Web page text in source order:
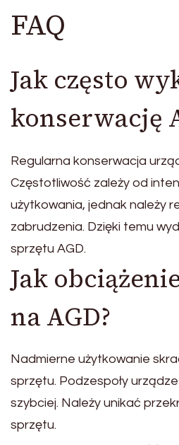
FAQ
Jak często
konserwację
Regularna konserwacja
Częstotliwość zależy od
użytkowania, jednak należy
zabrudzenia. Dzięki temu
sprzętu AGD.
Jak
na AGD?
Nadmierne użytkowanie
sprzętu. Podzespoły
szybciej. Należy unikać
sprzętu.